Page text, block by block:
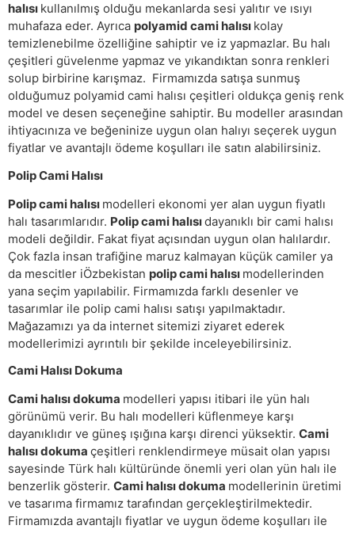
halısı kullanılmış olduğu mekanlarda sesi yalıtır ve ısıyı
muhafaza eder. Ayrıca polyamid cami halısı kolay
temizlenebilme özelliğine sahiptir ve iz yapmazlar. Bu halı
çeşitleri güvelenme yapmaz ve yıkandıktan sonra renkleri
solup birbirine karışmaz. Firmamızda satışa sunmuş
olduğumuz polyamid cami halısı çeşitleri oldukça geniş renk
model ve desen seçeneğine sahiptir. Bu modeller arasından
ihtiyacınıza ve beğeninize uygun olan halıyı seçerek uygun
fiyatlar ve avantajlı ödeme koşulları ile satın alabilirsiniz.
Polip Cami Halısı
Polip cami halısı modelleri ekonomi yer alan uygun fiyatlı
halı tasarımlarıdır. Polip cami halısıdayanıklı bir cami halısı
modeli değildir. Fakat fiyat açısından uygun olan halılardır.
Çok fazla insan trafiğine maruz kalmayan küçük camiler ya
da mescitler iÖzbekistan polip cami halısı modellerinden
yana seçim yapılabilir. Firmamızda farklı desenler ve
tasarımlar ile polip cami halısı satışı yapılmaktadır.
Mağazamızı ya da internet sitemizi ziyaret ederek
modellerimizi ayrıntılı bir şekilde inceleyebilirsiniz.
Cami Halısı Dokuma
Cami halısı dokuma modelleri yapısı itibari ile yün halı
görünümü verir. Bu halı modelleri küflenmeye karşı
dayanıklıdır ve güneş ışığına karşı direnci yüksektir. Cami
halısı dokuma çeşitleri renklendirmeye müsait olan yapısı
sayesinde Türk halı kültüründe önemli yeri olan yün halı ile
benzerlik gösterir. Cami halısı dokuma modellerinin üretimi
ve tasarıma firmamız tarafından gerçekleştirilmektedir.
Firmamızda avantajlı fiyatlar ve uygun ödeme koşulları ile